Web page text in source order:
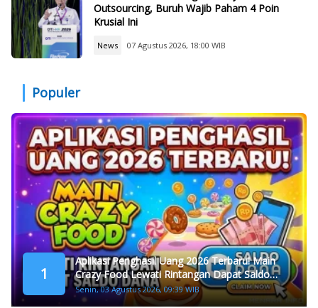
Outsourcing, Buruh Wajib Paham 4 Poin
Krusial Ini
News 07 Agustus 2026, 18:00 WIB
Populer
1
Aplikasi Penghasil Uang 2026 Terbaru! Main
Crazy Food Lewati Rintangan Dapat Saldo
Dana
Senin, 03 Agustus 2026, 09:39 WIB